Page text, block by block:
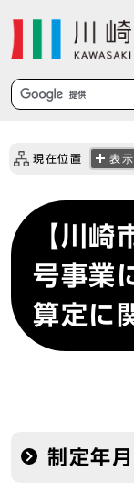
現在位置 表示
【川崎
号事業
算定に
制定年月